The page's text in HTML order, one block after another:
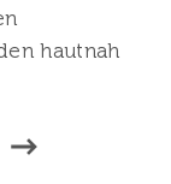
hautnah